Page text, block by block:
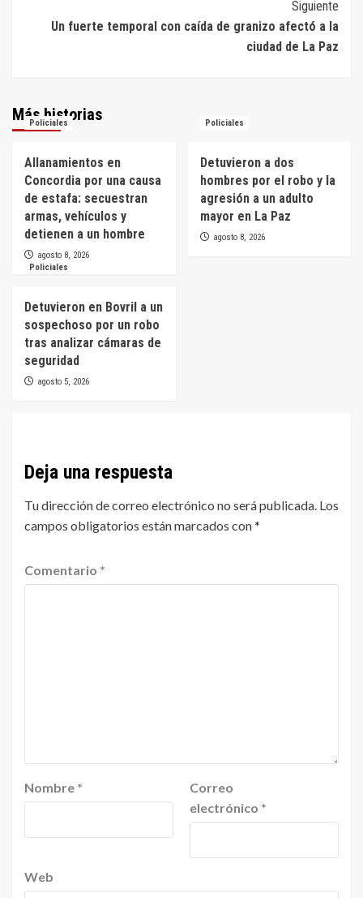
Siguiente
Un fuerte temporal con caída de granizo afectó a la
ciudad de La Paz
Más historias
Policiales
Allanamientos en
Concordia por una causa
de estafa: secuestran
armas, vehículos y
detienen a un hombre
agosto 8, 2026
Policiales
Detuvieron a dos
hombres por el robo y la
agresión a un adulto
mayor en La Paz
agosto 8, 2026
Policiales
Detuvieron en Bovril a un
sospechoso por un robo
tras analizar cámaras de
seguridad
agosto 5, 2026
Deja una respuesta
Tu dirección de correo electrónico no será publicada. Los
campos obligatorios están marcados con*
Comentario *
Nombre *
Correo
electrónico *
Web